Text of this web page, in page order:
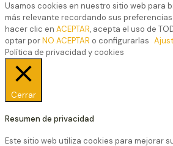
Usamos cookies en nuestro sitio web para
más relevante recordando sus
hacer clic en ACEPTAR, acepta el uso de
optar porNO ACEPTAR o configurarlas
Política de privacidad y cookies
Cerrar
Resumen de privacidad
Este sitio web utiliza cookies para mejorar